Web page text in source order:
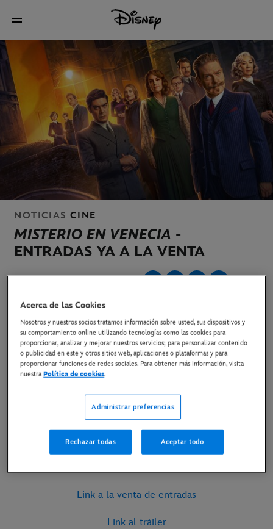
NOTICIAS CINE
MISTERIO EN VENECIA -
ENTRADAS YA A LA VENTA
La película dirigida por Oscar Kenneth Branagh trae un
misterio aterrador que se estrena solo en cines el 15 de
15 DE SEPTIEMBRE SOLO EN CINES
Link a la venta de entradas
Link al tráiler
Acerca de las Cookies
Nosotros y nuestros socios tratamos información sobre usted, sus dispositivos y
su comportamiento online utilizando tecnologías como las cookies para
proporcionar, analizar y mejorar nuestros servicios; para personalizar contenido
o publicidad en este y otros sitios web, aplicaciones o plataformas y para
proporcionar funciones de redes sociales. Para obtener más información, visita
nuestraPolítica de cookies.
Administrar preferencias
Rechazar todas Aceptar todo